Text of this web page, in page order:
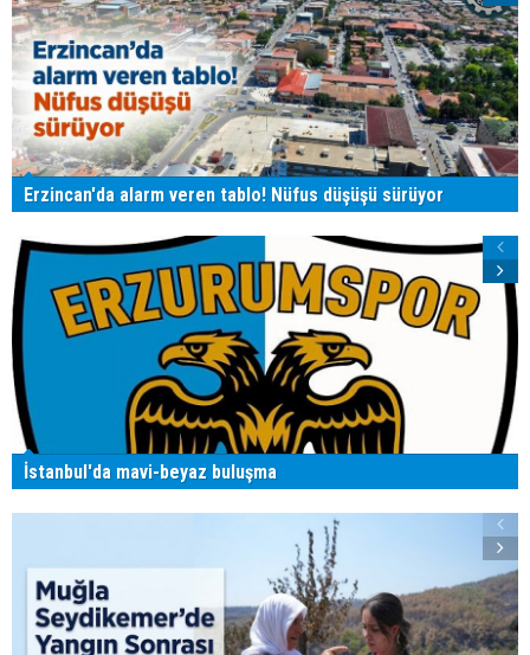
Erzincan'da alarm veren tablo! Nüfus düşüşü sürüyor
İstanbul'da mavi-beyaz buluşma